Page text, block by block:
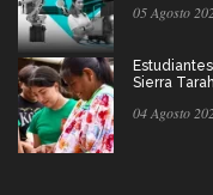
05 Agosto
Sierra
04 Agosto